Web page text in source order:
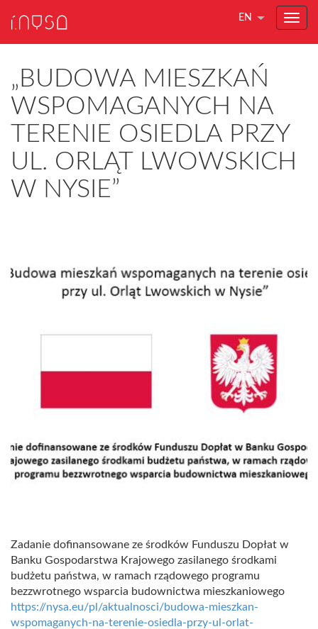
EN
„BUDOWA MIESZKAŃ
WSPOMAGANYCH NA
TERENIE OSIEDLA PRZY
UL. ORLĄT LWOWSKICH
W NYSIE”
Zadanie dofinansowane ze środków Funduszu Dopłat w
Banku Gospodarstwa Krajowego zasilanego środkami
budżetu państwa, w ramach rządowego programu
bezzwrotnego wsparcia budownictwa mieszkaniowego
https://nysa.eu/pl/aktualnosci/budowa-mieszkan-
wspomaganych-na-terenie-osiedla-przy-ul-orlat-